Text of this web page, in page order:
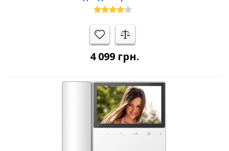
4 099 грн.